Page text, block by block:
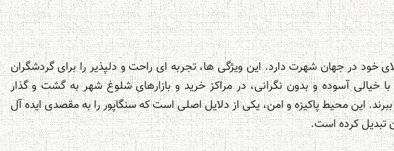
خود در جهان شهرت دارد. این ویژگی ها، تجربه ای راحت و دلپذیر را برای گردشگران
با خیالی آسوده و بدون نگرانی، در مراکز خرید و بازارهای شلوغ شهر به گشت و گذار
این محیط پاکیزه و امن، یکی از دلایل اصلی است که سنگاپور را به مقصدی ایده آل
تبدیل کرده است.